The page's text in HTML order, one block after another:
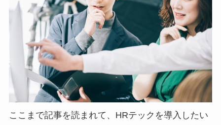
ここまで記事を読まれて、HRテックを導入したい